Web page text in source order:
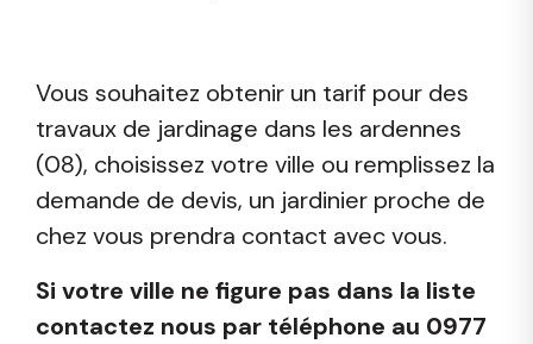
Vous souhaitez obtenir un tarif pour des
travaux de jardinage dans les ardennes
(08), choisissez votre ville ou remplissez la
demande de devis, un jardinier proche de
chez vous prendra contact avec vous.
Si votre ville ne figure pas dans la liste
contactez nous par téléphone au 0977